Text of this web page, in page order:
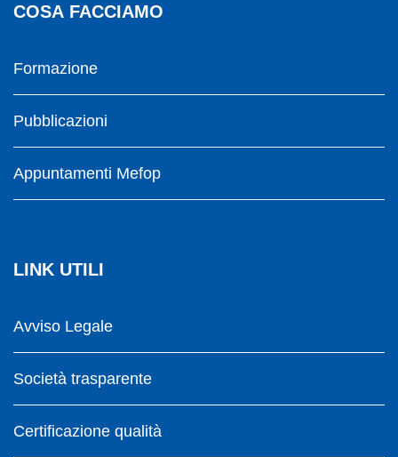
COSA FACCIAMO
Formazione
Pubblicazioni
Appuntamenti Mefop
LINK UTILI
Avviso Legale
Società trasparente
Certificazione qualità